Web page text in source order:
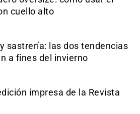
cuello alto
sastrería: las dos tendencias
a fines del invierno
impresa de la Revista